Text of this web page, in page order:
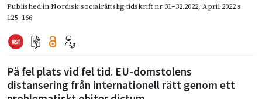
Published inNordisk socialrättslig tidskrift nr 31–32.2022, April 2022s.
125–166
På fel plats vid fel tid. EU-domstolens
distansering från internationell rätt genom ett